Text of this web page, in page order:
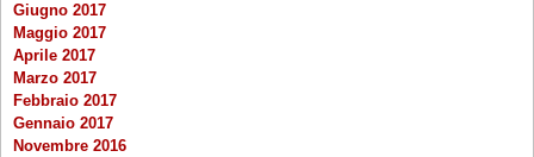
Giugno 2017
Maggio 2017
Aprile 2017
Marzo 2017
Febbraio 2017
Gennaio 2017
Novembre 2016